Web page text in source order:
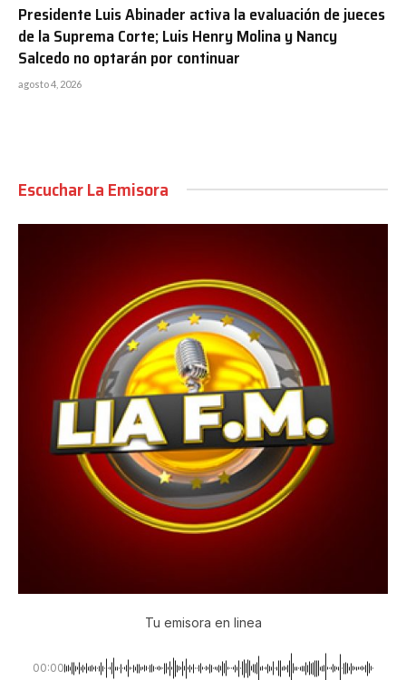
Presidente Luis Abinader activa la evaluación de jueces
de la Suprema Corte; Luis Henry Molina y Nancy
Salcedo no optarán por continuar
agosto 4, 2026
Escuchar La Emisora
Tu emisora en linea
00:00